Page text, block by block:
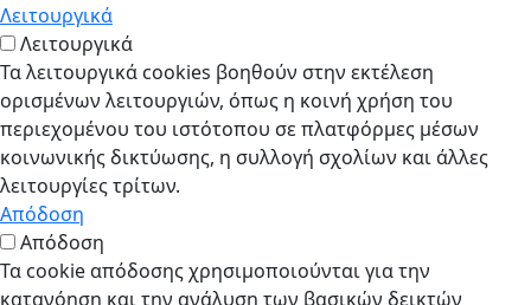
Λειτουργικά
Λειτουργικά
Τα λειτουργικά cookies βοηθούν στην εκτέλεση
ορισμένων λειτουργιών, όπως η κοινή χρήση του
περιεχομένου του ιστότοπου σε πλατφόρμες μέσων
κοινωνικής δικτύωσης, η συλλογή σχολίων και άλλες
λειτουργίες τρίτων.
Απόδοση
Απόδοση
Τα cookie απόδοσης χρησιμοποιούνται για την
κατανόηση και την ανάλυση των βασικών δεικτών